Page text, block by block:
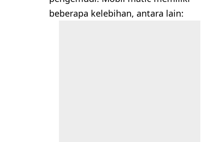
beberapa kelebihan, antara lain: